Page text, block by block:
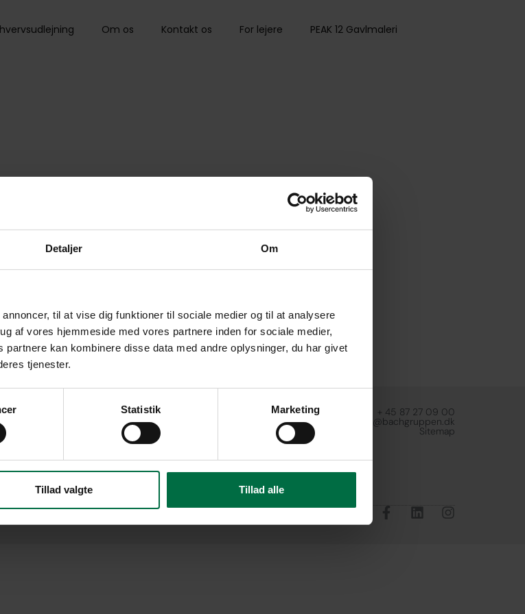
Detaljer Om
til at vise dig funktioner til sociale medier og til at analysere
af vores hjemmeside med vores partnere inden for sociale medier,
kan kombinere disse data med andre oplysninger, du har givet
tjenester.
Statistik Marketing
Tillad valgte Tillad alle
Om os Kontakt os For lejere PEAK 12 Gavlmaleri
+ 45 87 27 09 00
udlejning@bachgruppen.dk
Sitemap